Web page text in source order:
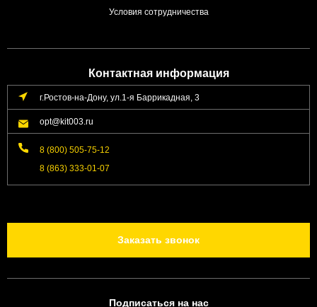
Условия сотрудничества
Контактная информация
г.Ростов-на-Дону, ул.1-я Баррикадная, 3
opt@kit003.ru
8 (800) 505-75-12
8 (863) 333-01-07
Заказать звонок
Подписаться на нас